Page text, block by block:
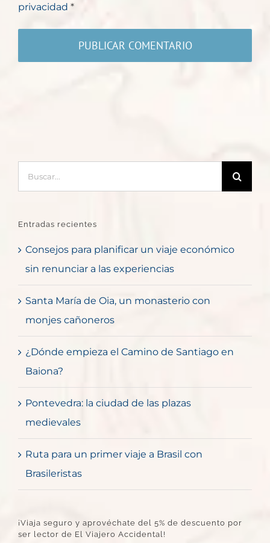
privacidad *
Entradas recientes
Consejos para planificar un viaje económico
sin renunciar a las experiencias
Santa María de Oia, un monasterio con
monjes cañoneros
¿Dónde empieza el Camino de Santiago en
Baiona?
Pontevedra: la ciudad de las plazas
medievales
Ruta para un primer viaje a Brasil con
Brasileristas
¡Viaja seguro y aprovéchate del 5% de descuento por
ser lector de El Viajero Accidental!